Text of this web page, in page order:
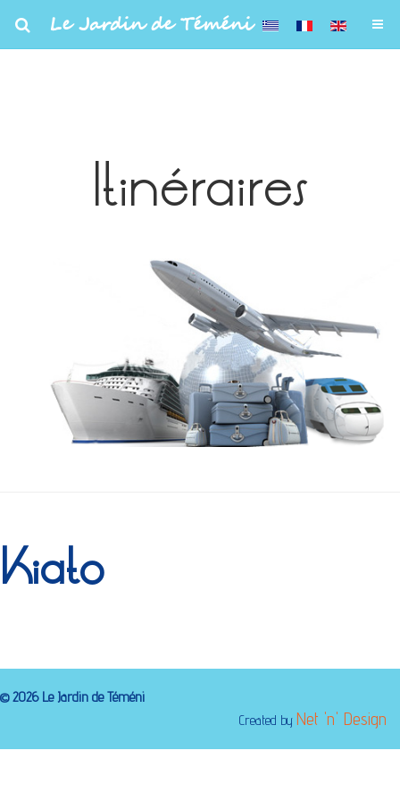
Le Jardin de Téméni
Itinéraires
Kiato
©2026 Le Jardin de Téméni
Created by Net 'n' Design